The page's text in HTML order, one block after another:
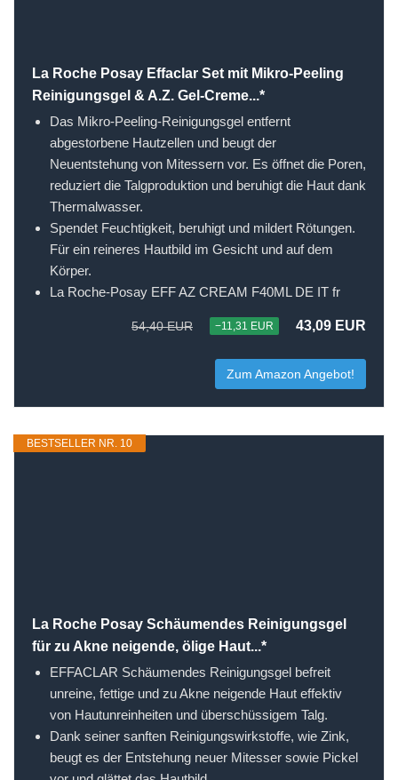
La Roche Posay Effaclar Set mit Mikro-Peeling
Reinigungsgel & A.Z. Gel-Creme...*
Das Mikro-Peeling-Reinigungsgel entfernt
abgestorbene Hautzellen und beugt der
Neuentstehung von Mitessern vor. Es öffnet die Poren,
reduziert die Talgproduktion und beruhigt die Haut dank
Thermalwasser.
Spendet Feuchtigkeit, beruhigt und mildert Rötungen.
Für ein reineres Hautbild im Gesicht und auf dem
Körper.
La Roche-Posay EFF AZ CREAM F40ML DE IT fr
54,40 EUR −11,31 EUR 43,09 EUR
Zum Amazon Angebot!
BESTSELLER NR. 10
La Roche Posay Schäumendes Reinigungsgel
für zu Akne neigende, ölige Haut...*
EFFACLAR Schäumendes Reinigungsgel befreit
unreine, fettige und zu Akne neigende Haut effektiv
von Hautunreinheiten und überschüssigem Talg.
Dank seiner sanften Reinigungswirkstoffe, wie Zink,
beugt es der Entstehung neuer Mitesser sowie Pickel